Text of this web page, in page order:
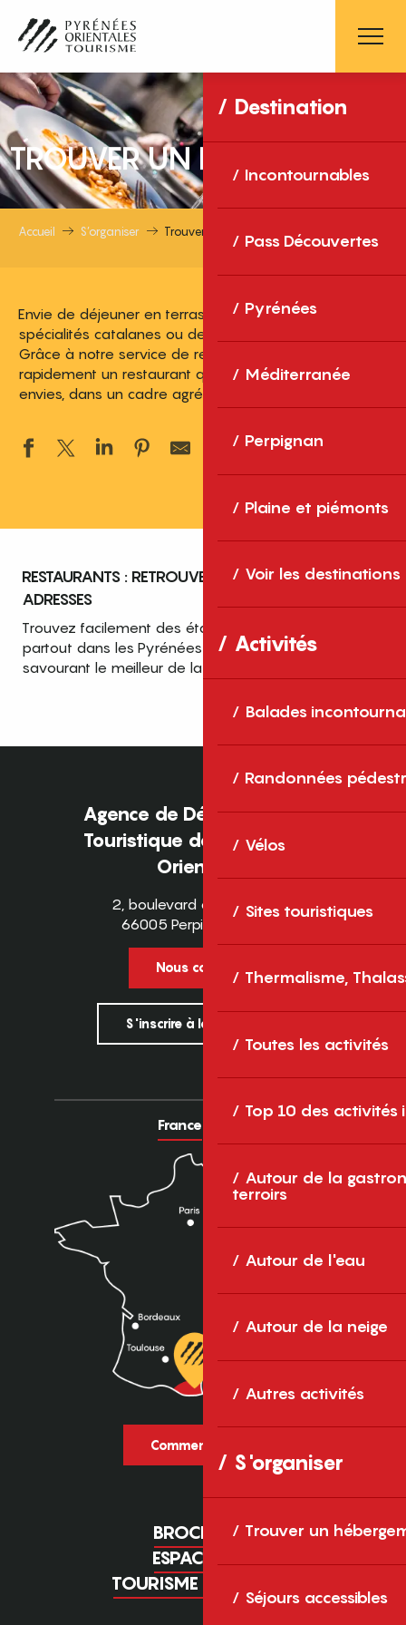
contenu
principal
Destination
Incontournables
Pass Découvertes
Pyrénées
Méditerranée
Perpignan
Plaine et piémonts
Voir les destinations
Activités
Balades
Randonnées
Vélos
Sites touristiques
Thermalisme,
Toutes les activités
Top 10 des activités
Autour de la
terroirs
Autour de l'eau
Autour de la neige
Autres activités
S'organiser
Trouver un
Séjours accessibles
TROUVER UN RESTAURANT
Accueil S’organiser Trouver un restaurant
Envie de déjeuner en terrasse, de découvrir les
spécialités catalanes ou de dîner face à la mer ?
Grâce à notre service de recherche, trouvez
rapidement un restaurant qui correspond à vos
envies, dans un cadre agréable et facile d’accès.
Ajouter aux
RESTAURANTS : RETROUVEZ TOUTES NOS BONNES
ADRESSES
Trouvez facilement des établissements accueillants,
partout dans les Pyrénées-Orientales — tout en
savourant le meilleur de la cuisine catalane.
Restauration où manger
Agence de Développement
Touristique des Pyrénées-
Orientales
2, boulevard des Pyrénées
66005 Perpignan Cedex
Nous contacter
S'inscrire à la newsletter
France
Comment venir ?
BROCHURES
ESPACE PRO
TOURISME D'AFFAIRES